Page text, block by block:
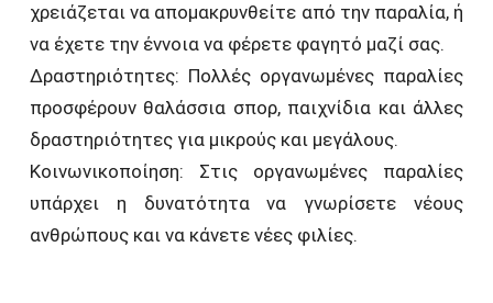
χρειάζεται να απομακρυνθείτε από την παραλία, ή
να έχετε την έννοια να φέρετε φαγητό μαζί σας.
Δραστηριότητες: Πολλές οργανωμένες παραλίες
προσφέρουν θαλάσσια σπορ, παιχνίδια και άλλες
δραστηριότητες για μικρούς και μεγάλους.
Κοινωνικοποίηση: Στις οργανωμένες παραλίες
υπάρχει η δυνατότητα να γνωρίσετε νέους
ανθρώπους και να κάνετε νέες φιλίες.